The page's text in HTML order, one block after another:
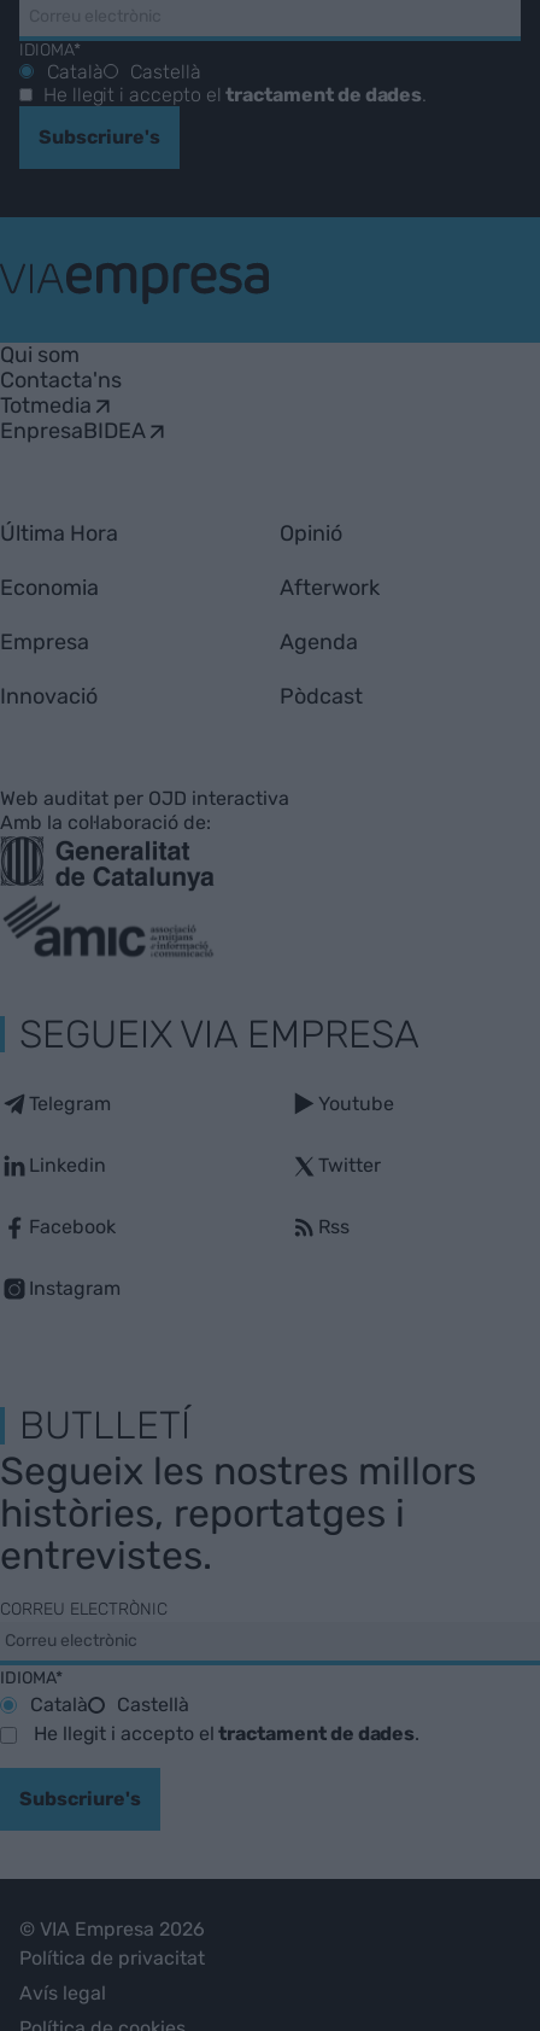
IDIOMA*
Català
Castellà
He llegit i accepto eltractament de dades.
Subscriure's
Empresa
Qui som
Contacta'ns
Totmedia
EnpresaBIDEA
Última Hora
Economia
Empresa
Innovació
Opinió
Afterwork
Agenda
Pòdcast
Web auditat per OJD interactiva
Amb la col·laboració de:
SEGUEIX VIA EMPRESA
Telegram
Linkedin
Facebook
Instagram
Youtube
Twitter
Rss
BUTLLETÍ
Segueix les nostres millors
històries, reportatges i
entrevistes.
CORREU ELECTRÒNIC
IDIOMA*
Català
Castellà
He llegit i accepto eltractament de dades.
Subscriure's
© VIA Empresa 2026
Política de privacitat
Avís legal